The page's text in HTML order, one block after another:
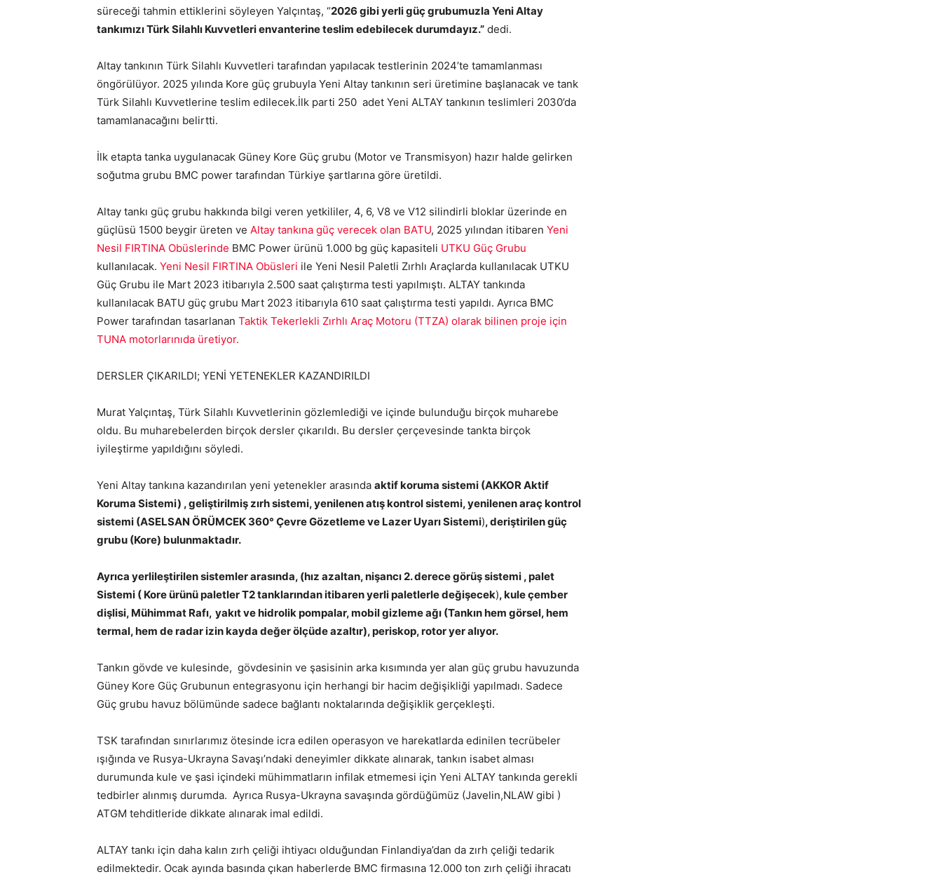
süreceği tahmin ettiklerini söyleyen Yalçıntaş, “2026 gibi yerli güç grubumuzla Yeni Altay
tankımızı Türk Silahlı Kuvvetleri envanterine teslim edebilecek durumdayız.” dedi.
Altay tankının Türk Silahlı Kuvvetleri tarafından yapılacak testlerinin 2024’te tamamlanması
öngörülüyor. 2025 yılında Kore güç grubuyla Yeni Altay tankının seri üretimine başlanacak ve tank
Türk Silahlı Kuvvetlerine teslim edilecek.İlk parti 250 adet Yeni ALTAY tankının teslimleri 2030’da
tamamlanacağını belirtti.
İlk etapta tanka uygulanacak Güney Kore Güç grubu (Motor ve Transmisyon) hazır halde gelirken
soğutma grubu BMC power tarafından Türkiye şartlarına göre üretildi.
Altay tankı güç grubu hakkında bilgi veren yetkililer, 4, 6, V8 ve V12 silindirli bloklar üzerinde en
güçlüsü 1500 beygir üreten ve Altay tankına güç verecek olan BATU, 2025 yılından itibaren Yeni
Nesil FIRTINA Obüslerinde BMC Power ürünü 1.000 bg güç kapasiteli UTKU Güç Grubu
kullanılacak. Yeni Nesil FIRTINA Obüsleri ile Yeni Nesil Paletli Zırhlı Araçlarda kullanılacak UTKU
Güç Grubu ile Mart 2023 itibarıyla 2.500 saat çalıştırma testi yapılmıştı. ALTAY tankında
kullanılacak BATU güç grubu Mart 2023 itibarıyla 610 saat çalıştırma testi yapıldı. Ayrıca BMC
Power tarafından tasarlanan Taktik Tekerlekli Zırhlı Araç Motoru (TTZA) olarak bilinen proje için
TUNA motorlarınıda üretiyor.
DERSLER ÇIKARILDI; YENİ YETENEKLER KAZANDIRILDI
Murat Yalçıntaş, Türk Silahlı Kuvvetlerinin gözlemlediği ve içinde bulunduğu birçok muharebe
oldu. Bu muharebelerden birçok dersler çıkarıldı. Bu dersler çerçevesinde tankta birçok
iyileştirme yapıldığını söyledi.
Yeni Altay tankına kazandırılan yeni yetenekler arasında aktif koruma sistemi (AKKOR Aktif
Koruma Sistemi) , geliştirilmiş zırh sistemi, yenilenen atış kontrol sistemi, yenilenen araç kontrol
sistemi (ASELSAN ÖRÜMCEK 360° Çevre Gözetleme ve Lazer Uyarı Sistemi), deriştirilen güç
grubu (Kore) bulunmaktadır.
Ayrıca yerlileştirilen sistemler arasında, (hız azaltan, nişancı 2. derece görüş sistemi , palet
Sistemi ( Kore ürünü paletler T2 tanklarından itibaren yerli paletlerle değişecek), kule çember
dişlisi, Mühimmat Rafı, yakıt ve hidrolik pompalar, mobil gizleme ağı (Tankın hem görsel, hem
termal, hem de radar izin kayda değer ölçüde azaltır), periskop, rotor yer alıyor.
Tankın gövde ve kulesinde, gövdesinin ve şasisinin arka kısımında yer alan güç grubu havuzunda
Güney Kore Güç Grubunun entegrasyonu için herhangi bir hacim değişikliği yapılmadı. Sadece
Güç grubu havuz bölümünde sadece bağlantı noktalarında değişiklik gerçekleşti.
TSK tarafından sınırlarımız ötesinde icra edilen operasyon ve harekatlarda edinilen tecrübeler
ışığında ve Rusya-Ukrayna Savaşı’ndaki deneyimler dikkate alınarak, tankın isabet alması
durumunda kule ve şasi içindeki mühimmatların infilak etmemesi için Yeni ALTAY tankında gerekli
tedbirler alınmış durumda. Ayrıca Rusya-Ukrayna savaşında gördüğümüz (Javelin,NLAW gibi )
ATGM tehditleride dikkate alınarak imal edildi.
ALTAY tankı için daha kalın zırh çeliği ihtiyacı olduğundan Finlandiya’dan da zırh çeliği tedarik
edilmektedir. Ocak ayında basında çıkan haberlerde BMC firmasına 12.000 ton zırh çeliği ihracatı